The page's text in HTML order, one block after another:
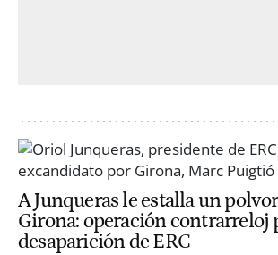
A Junqueras le estalla un
Girona: operación contrarreloj
desaparición de ERC